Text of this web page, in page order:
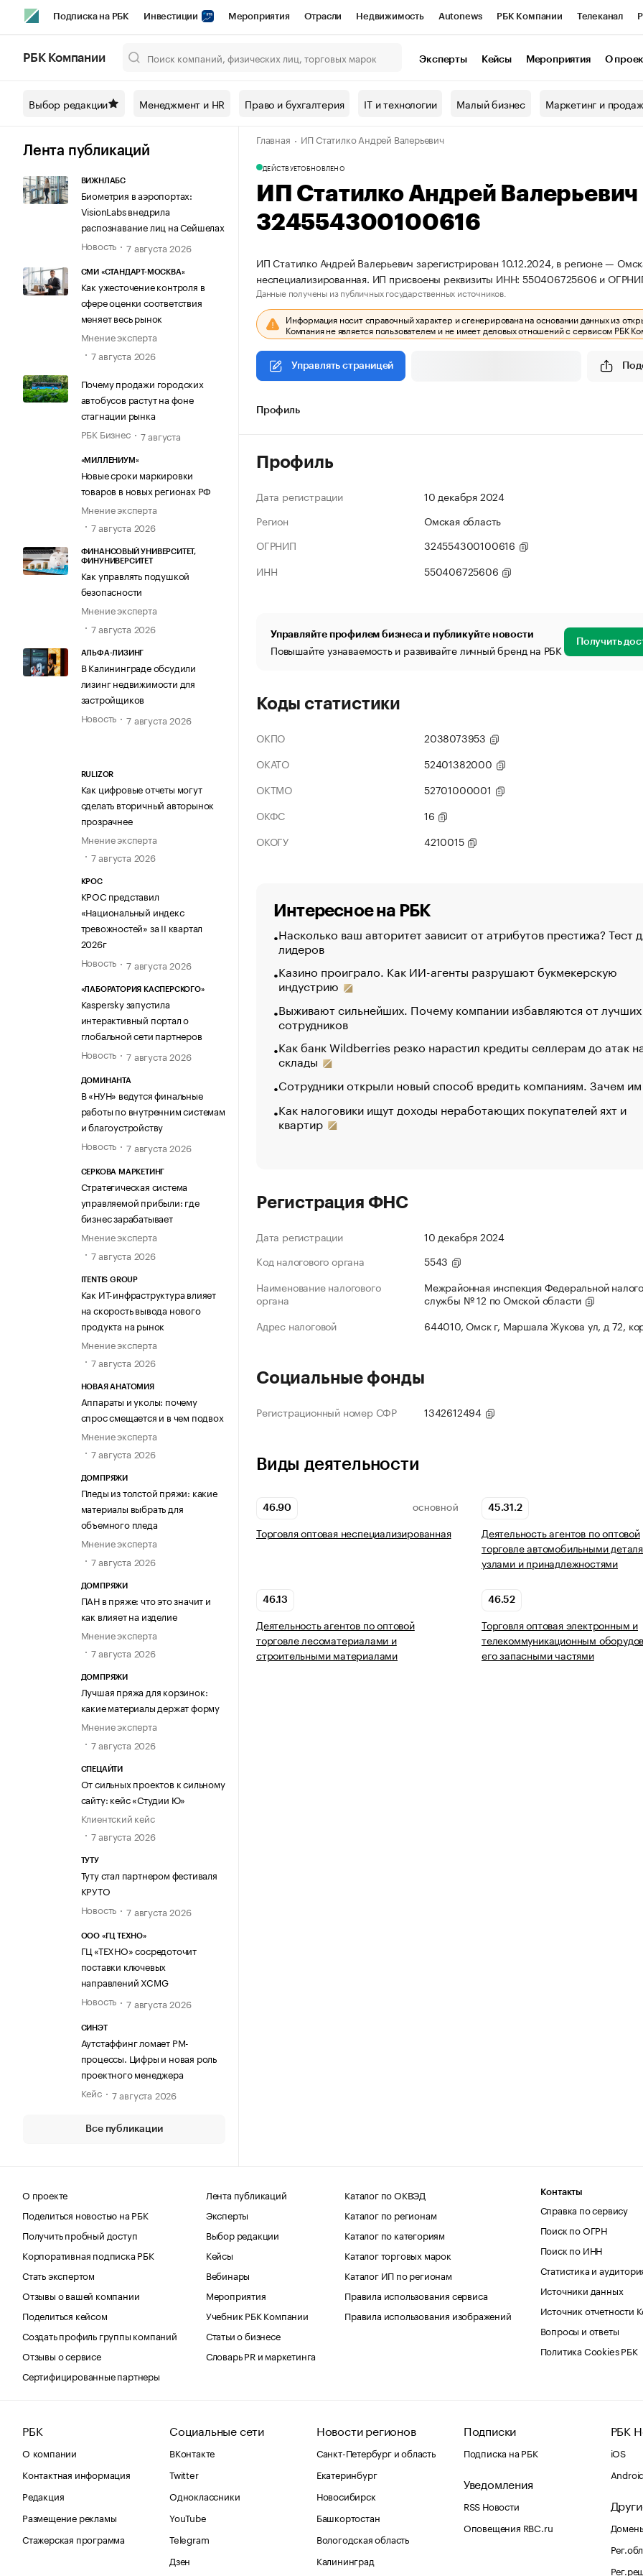
Подписка на РБК Инвестиции Мероприятия Отрасли Недвижимость Autonews РБК Компании Телеканал
Спецпроекты СПб Конференции СПб Спецпроекты Проверка контрагентов
Технологии и медиа Рынок наличной валюты
РБК Компании Эксперты Кейсы Мероприятия О
Выбор редакции Менеджмент и HR Право и бухгалтерия IT и технологии Малый бизнес Маркетинг и
Лента публикаций
ВИЖНЛАБС
Биометрия в аэропортах:
VisionLabs внедрила
распознавание лиц на Сейшелах
Новость
7 августа 2026
СМИ «СТАНДАРТ-МОСКВА»
Как ужесточение контроля в
сфере оценки соответствия
меняет весь рынок
Мнение эксперта
7 августа 2026
Почему продажи городских
автобусов растут на фоне
стагнации рынка
РБК Бизнес
7 августа
«МИЛЛЕНИУМ»
Новые сроки маркировки
товаров в новых регионах РФ
Мнение эксперта
7 августа 2026
ФИНАНСОВЫЙ УНИВЕРСИТЕТ,
ФИНУНИВЕРСИТЕТ
Как управлять подушкой
безопасности
Мнение эксперта
7 августа 2026
АЛЬФА-ЛИЗИНГ
В Калининграде обсудили
лизинг недвижимости для
застройщиков
Новость
7 августа 2026
RULIZOR
Как цифровые отчеты могут
сделать вторичный авторынок
прозрачнее
Мнение эксперта
7 августа 2026
КРОС
КРОС представил
«Национальный индекс
тревожностей» за II квартал
2026г
Новость
7 августа 2026
«ЛАБОРАТОРИЯ КАСПЕРСКОГО»
Kaspersky запустила
интерактивный портал о
глобальной сети партнеров
Новость
7 августа 2026
ДОМИНАНТА
В «НУН» ведутся финальные
работы по внутренним системам
и благоустройству
Новость
7 августа 2026
СЕРКОВА МАРКЕТИНГ
Стратегическая система
управляемой прибыли: где
бизнес зарабатывает
Мнение эксперта
7 августа 2026
ITENTIS GROUP
Как ИТ-инфраструктура влияет
на скорость вывода нового
продукта на рынок
Мнение эксперта
7 августа 2026
НОВАЯ АНАТОМИЯ
Аппараты и уколы: почему
спрос смещается и в чем подвох
Мнение эксперта
7 августа 2026
ДОМПРЯЖИ
Пледы из толстой пряжи: какие
материалы выбрать для
объемного пледа
Мнение эксперта
7 августа 2026
ДОМПРЯЖИ
ПАН в пряже: что это значит и
как влияет на изделие
Мнение эксперта
7 августа 2026
ДОМПРЯЖИ
Лучшая пряжа для корзинок:
какие материалы держат форму
Мнение эксперта
7 августа 2026
СПЕЦАЙТИ
От сильных проектов к сильному
сайту: кейс «Студии Ю»
Клиентский кейс
7 августа 2026
ТУТУ
Туту стал партнером фестиваля
КРУТО
Новость
7 августа 2026
ООО «ГЦ ТЕХНО»
ГЦ «ТЕХНО» сосредоточит
поставки ключевых
направлений XCMG
Новость
7 августа 2026
СИНЭТ
Аутстаффинг ломает PM-
процессы. Цифры и новая роль
проектного менеджера
Кейс
7 августа 2026
Все публикации
Главная ИП Статилко Андрей Валерьевич
ДЕЙСТВУЕТОБНОВЛЕНО
ИП Статилко Андрей
324554300100616
ИП Статилко Андрей Валерьевич зарегистрирован 10.12.2024, в регионе —
неспециализированная. ИП присвоены реквизиты ИНН: 550406725606 и
Данные получены из публичных государственных источников.
Информация носит справочный характер и сгенерирована на основании данных из
Компания не является пользователем и не имеет деловых отношений с сервисом РБК
Управлять страницей
Профиль
Профиль
Дата регистрации
10 декабря 2024
Регион
Омская область
ОГРНИП
324554300100616
ИНН
550406725606
Управляйте профилем бизнеса и публикуйте новости
Повышайте узнаваемость и развивайте личный бренд на РБК Получить
Коды статистики
ОКПО
2038073953
ОКАТО
52401382000
ОКТМО
52701000001
ОКФС
16
ОКОГУ
4210015
Интересное на РБК
Насколько ваш авторитет зависит от атрибутов престижа? Тест
лидеров
Казино проиграло. Как ИИ-агенты разрушают букмекерскую
индустрию
Выживают сильнейших. Почему компании избавляются от лучших
сотрудников
Как банк Wildberries резко нарастил кредиты селлерам до атак
склады
Сотрудники открыли новый способ вредить компаниям. Зачем
Как налоговики ищут доходы неработающих покупателей яхт и
квартир
Регистрация ФНС
Дата регистрации
10 декабря 2024
Код налогового органа
5543
Наименование налогового
органа
Межрайонная инспекция Федеральной
службы № 12 по Омской области
Адрес налоговой
644010, Омск г, Маршала Жукова ул, д 72,
Социальные фонды
Регистрационный номер СФР 1342612494
Виды деятельности
46.90 ОСНОВНОЙ
Торговля оптовая неспециализированная
45.31.2
Деятельность агентов по оптовой
торговле автомобильными
узлами и принадлежностями
46.13
Деятельность агентов по оптовой
торговле лесоматериалами и
строительными материалами
46.52
Торговля оптовая электронным и
телекоммуникационным
его запасными частями
О проекте
Поделиться новостью на РБК
Получить пробный доступ
Корпоративная подписка РБК
Стать экспертом
Отзывы о вашей компании
Поделиться кейсом
Создать профиль группы компаний
Отзывы о сервисе
Сертифицированные партнеры
Лента публикаций
Эксперты
Выбор редакции
Кейсы
Вебинары
Мероприятия
Учебник РБК Компании
Статьи о бизнесе
Словарь PR и маркетинга
Каталог по ОКВЭД
Каталог по регионам
Каталог по категориям
Каталог торговых марок
Каталог ИП по регионам
Правила использования сервиса
Правила использования изображений
Контакты
Справка по сервису
Поиск по ОГРН
Поиск по ИНН
Статистика и
Источники данных
Источник отчетности
Вопросы и ответы
Политика Cookies РБК
РБК
О компании
Контактная информация
Редакция
Размещение рекламы
Стажерская программа
Социальные сети
ВКонтакте
Twitter
Одноклассники
YouTube
Telegram
Дзен
Новости регионов
Санкт-Петербург и область
Екатеринбург
Новосибирск
Башкортостан
Вологодская область
Калининград
Подписки
Подписка на РБК
Уведомления
RSS Новости
Оповещения RBC.ru
РБК
iOS